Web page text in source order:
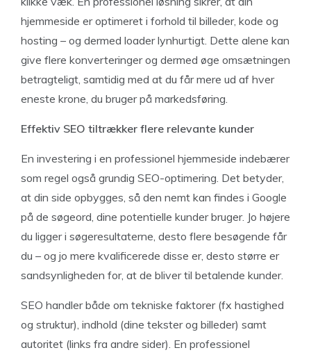
hjemmeside er optimeret i forhold til billeder, kode og
hosting – og dermed loader lynhurtigt. Dette alene kan
give flere konverteringer og dermed øge omsætningen
betragteligt, samtidig med at du får mere ud af hver
eneste krone, du bruger på markedsføring.
Effektiv SEO tiltrækker flere relevante kunder
En investering i en professionel hjemmeside indebærer
som regel også grundig SEO-optimering. Det betyder,
at din side opbygges, så den nemt kan findes i Google
på de søgeord, dine potentielle kunder bruger. Jo højere
du ligger i søgeresultaterne, desto flere besøgende får
du – og jo mere kvalificerede disse er, desto større er
sandsynligheden for, at de bliver til betalende kunder.
SEO handler både om tekniske faktorer (fx hastighed
og struktur), indhold (dine tekster og billeder) samt
autoritet (links fra andre sider). En professionel